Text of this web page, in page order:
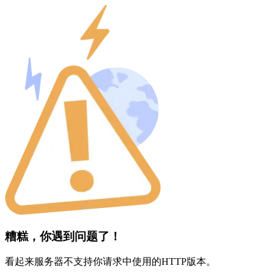
糟糕，你遇到问题了！
看起来服务器不支持你请求中使用的HTTP版本。